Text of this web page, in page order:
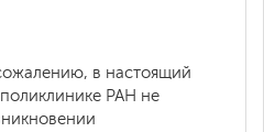
в настоящий
РАН не